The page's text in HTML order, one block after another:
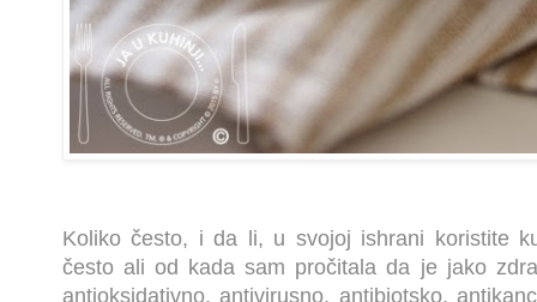
Koliko često, i da li, u svojoj ishrani koristite
često ali od kada sam pročitala da je jako
antioksidativno, antivirusno, antibiotsko,